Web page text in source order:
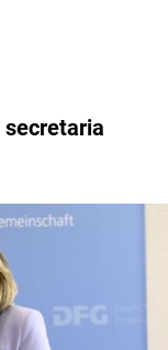
secretaria